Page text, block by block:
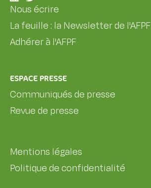
Nous écrire
La feuille : la Newsletter de l'AFPF
Adhérer à l'AFPF
ESPACE PRESSE
Communiqués de presse
Revue de presse
Mentions légales
Politique de confidentialité